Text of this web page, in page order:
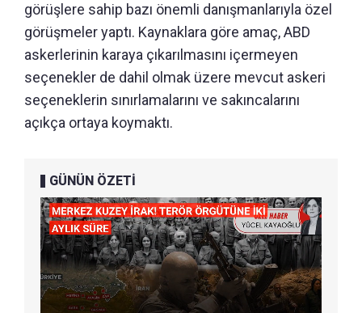
görüşlere sahip bazı önemli danışmanlarıyla özel
görüşmeler yaptı. Kaynaklara göre amaç, ABD
askerlerinin karaya çıkarılmasını içermeyen
seçenekler de dahil olmak üzere mevcut askeri
seçeneklerin sınırlamalarını ve sakıncalarını
açıkça ortaya koymaktı.
GÜNÜN ÖZETİ